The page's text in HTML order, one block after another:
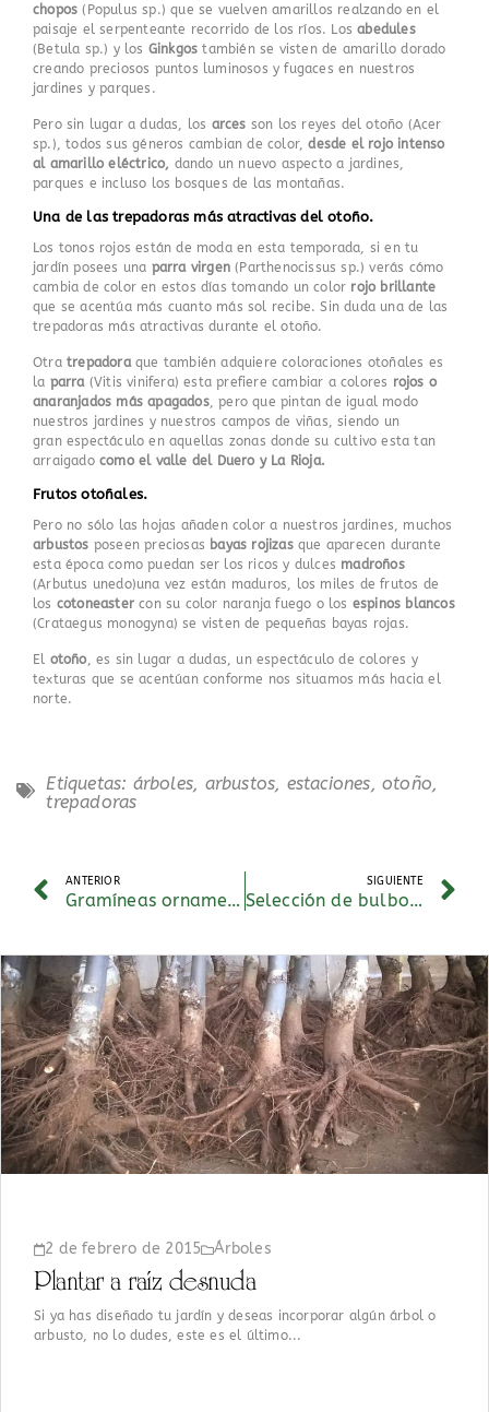
chopos(Populus sp.) que se vuelven amarillos realzando en el
paisaje el serpenteante recorrido de los ríos. Losabedules
(Betula sp.) y los Ginkgostambién se visten de amarillo dorado
creando preciosos puntos luminosos y fugaces en nuestros
jardines y parques.
Pero sin lugar a dudas, los arces son los reyes del otoño (Acer
sp.), todos sus géneros cambian de color,desde el rojo intenso
al amarillo eléctrico, dando un nuevo aspecto a jardines,
parques e incluso los bosques de las montañas.
Una de las trepadoras más atractivas del otoño.
Los tonos rojos están de moda en esta temporada, si en tu
jardín posees una parra virgen (Parthenocissus sp.) verás cómo
cambia de color en estos días tomando un color rojo brillante
que se acentúa más cuanto más sol recibe. Sin duda una de las
trepadoras más atractivas durante el otoño.
Otra trepadora que también adquiere coloraciones otoñales es
la parra (Vitis vinifera) esta prefiere cambiar a colores rojos o
anaranjados más apagados, pero que pintan de igual modo
nuestros jardines y nuestros campos de viñas, siendo un
gran espectáculo en aquellas zonas donde su cultivo esta tan
arraigadocomo el valle del Duero y La Rioja.
Frutos otoñales.
Pero no sólo las hojas añaden color a nuestros jardines, muchos
arbustos poseen preciosas bayas rojizasque aparecen durante
esta época como puedan ser los ricos y dulces madroños
(Arbutus unedo)una vez están maduros, los miles de frutos de
los cotoneaster con su color naranja fuego o los espinos blancos
(Crataegus monogyna) se visten de pequeñas bayas rojas.
El otoño , es sin lugar a dudas, un espectáculo de colores y
texturas que se acentúan conforme nos situamos más hacia el
norte.
Etiquetas: árboles, arbustos, estaciones, otoño,
trepadoras
ANTERIOR
Gramíneas ornamentales
SIGUIENTE
Selección de bulbos de otoño
2 de febrero de 2015 Árboles
Plantar a raíz desnuda
Si ya has diseñado tu jardín y deseas incorporar algún árbol o
arbusto, no lo dudes, este es el último...